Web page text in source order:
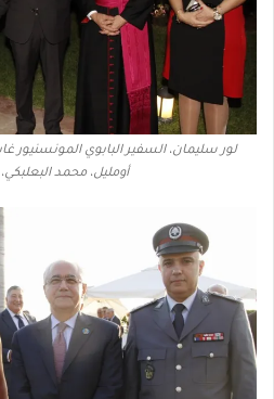
لور سليمان، السفير البابوي المونسنيور
أومليل، محمد